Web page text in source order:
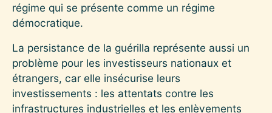
régime qui se présente comme un régime
démocratique.
La persistance de la guérilla représente aussi un
problème pour les investisseurs nationaux et
étrangers, car elle insécurise leurs
investissements : les attentats contre les
infrastructures industrielles et les enlèvements